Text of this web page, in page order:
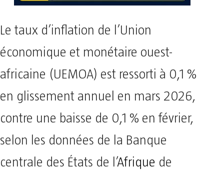
Le taux d’inflation de l’Union
économique et monétaire ouest-
africaine (UEMOA) est ressorti à 0,1 %
en glissement annuel en mars 2026,
contre une baisse de 0,1 % en février,
selon les données de la Banque
centrale des États de l’Afrique de